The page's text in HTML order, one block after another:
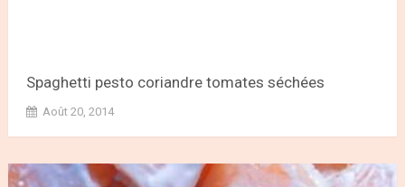
Spaghetti pesto coriandre tomates séchées
Août 20, 2014